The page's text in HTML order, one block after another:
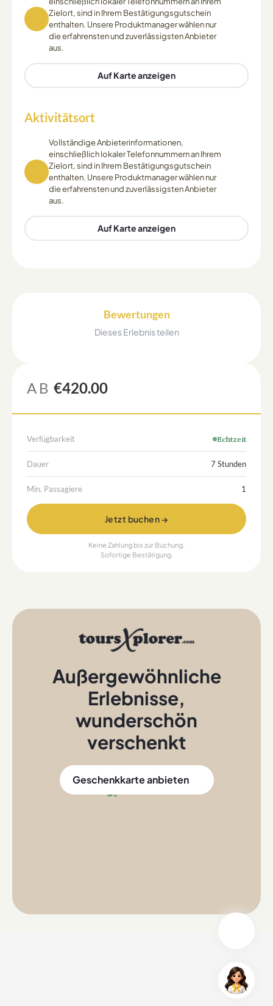
Zielort, sind in Ihrem Bestätigungsgutschein
enthalten. Unsere Produktmanager wählen nur
die erfahrensten und zuverlässigsten Anbieter
aus.
Auf Karte anzeigen
Aktivitätsort
Vollständige Anbieterinformationen,
einschließlich lokaler Telefonnummern an Ihrem
Zielort, sind in Ihrem Bestätigungsgutschein
enthalten. Unsere Produktmanager wählen nur
die erfahrensten und zuverlässigsten Anbieter
aus.
Auf Karte anzeigen
Bewertungen
Dieses Erlebnis teilen
AB €420.00
Verfügbarkeit Echtzeit
Dauer 7 Stunden
Min. Passagiere 1
Jetzt buchen →
Keine Zahlung bis zur Buchung.
Sofortige Bestätigung.
Außergewöhnliche
Erlebnisse,
wunderschön
verschenkt
Geschenkkarte anbieten